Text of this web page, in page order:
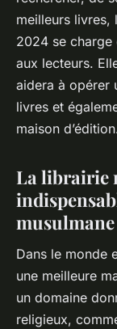
meilleurs livres,
2024 se charge
aux lecteurs.
aidera à opérer
livres et
maison
La librairie
musulmane
Dans le monde
une meilleure
un domaine
religieux,